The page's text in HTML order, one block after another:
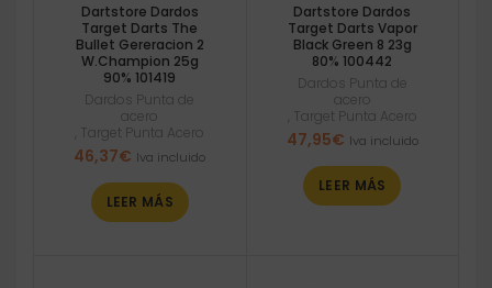
Dartstore Dardos
Target Darts The
Bullet Gereracion 2
W.Champion 25g
90% 101419
Dardos Punta de
acero
Target Punta Acero
46,37€ Iva incluido
LEER MÁS
Dartstore Dardos
Target Darts Vapor
Black Green 8 23g
80% 100442
Dardos Punta de
acero
Target Punta Acero
47,95€ Iva incluido
LEER MÁS